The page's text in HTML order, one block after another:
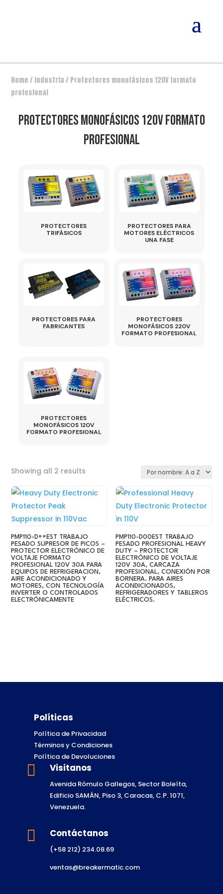
Home/Industria/ Protectores monofásicos 120V formato
profesional
PROTECTORES MONOFÁSICOS 120V FORMATO
PROFESIONAL
PROTECTORES
TRIFÁSICOS
PROTECTORES PARA
MOTORES ELÉCTRICOS
UNA FASE
PROTECTORES PARA
FABRICANTES
PROTECTORES
MONOFÁSICOS 220V
FORMATO PROFESIONAL
PROTECTORES
MONOFÁSICOS 120V
FORMATO PROFESIONAL
Showing all 2 results
latest
PMP110-D++EST TRABAJO
PESADO SUPRESOR DE PICOS –
PROTECTOR ELECTRÓNICO DE
VOLTAJE FORMATO
PROFESIONAL 120V 30A PARA
EQUIPOS DE REFRIGERACION,
AIRE ACONDICIONADO Y
MOTORES, CON TECNOLOGÍA
INVERTER O CONTROLADOS
ELECTRÓNICAMENTE
PMP110-D00EST TRABAJO
PESADO PROFESIONAL HEAVY
DUTY – PROTECTOR
ELECTRÓNICO DE VOLTAJE
120V 30A, CARCAZA
PROFESIONAL, CONEXIÓN POR
BORNERA. PARA AIRES
ACONDICIONADOS,
REFRIGERADORES Y TABLEROS
ELÉCTRICOS.
 Visitanos
Avenida Rómulo Gallegos, Sector Boleíta,
Edificio SAMÁN, Piso 3, Caracas, C.P. 1071,
Venezuela.
 Contáctanos
(+58 212) 234.08.69
ventas@breakermatic.com
Políticas
Política de Privacidad
Términos y Condiciones
Política de Devoluciones